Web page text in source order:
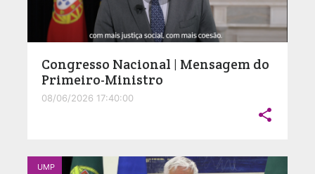
Congresso Nacional | Mensagem do
Primeiro-Ministro
08/06/2026 17:40:00

UMP